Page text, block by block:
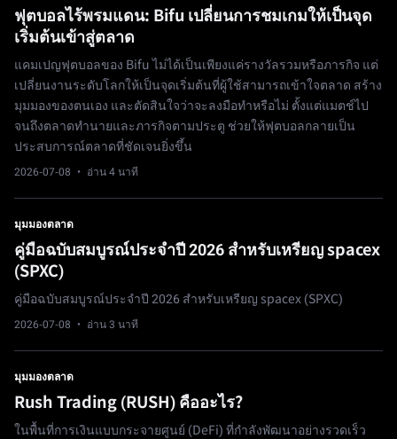
ฟุตบอลไร้พรมแดน: Bifu เปลี่ยนการชมเกมให้เป็นจุด
เริ่มต้นเข้าสู่ตลาด
แคมเปญฟุตบอลของ Bifu ไม่ได้เป็นเพียงแค่รางวัลรวมหรือภารกิจ แต่
เปลี่ยนงานระดับโลกให้เป็นจุดเริ่มต้นที่ผู้ใช้สามารถเข้าใจตลาด สร้าง
มุมมองของตนเอง และตัดสินใจว่าจะลงมือทำหรือไม่ ตั้งแต่แมตช์ไป
จนถึงตลาดทำนายและภารกิจตามประตู ช่วยให้ฟุตบอลกลายเป็น
ประสบการณ์ตลาดที่ชัดเจนยิ่งขึ้น
2026-07-08 · อ่าน 4 นาที
มุมมองตลาด
คู่มือฉบับสมบูรณ์ประจำปี 2026 สำหรับเหรียญ spacex
(SPXC)
คู่มือฉบับสมบูรณ์ประจำปี 2026 สำหรับเหรียญ spacex (SPXC)
2026-07-08 · อ่าน 3 นาที
มุมมองตลาด
Rush Trading (RUSH) คืออะไร?
ในพื้นที่การเงินแบบกระจายศูนย์ (DeFi) ที่กำลังพัฒนาอย่างรวดเร็ว